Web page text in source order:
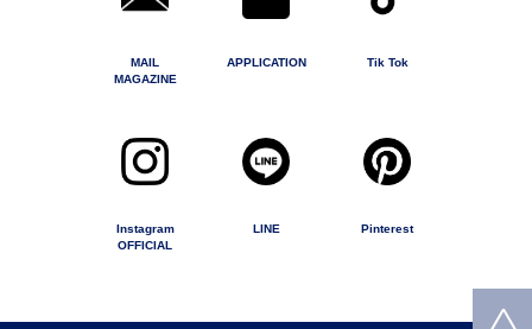
MAIL
MAGAZINE
APPLICATION Tik Tok
Instagram
OFFICIAL
LINE Pinterest